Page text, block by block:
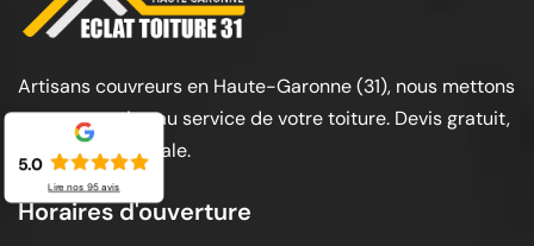
Artisans couvreurs en Haute-Garonne (31), nous mettons
notre expertise au service de votre toiture. Devis gratuit,
garantie décennale.
Horaires d'ouverture
5.0
Lire nos 95avis